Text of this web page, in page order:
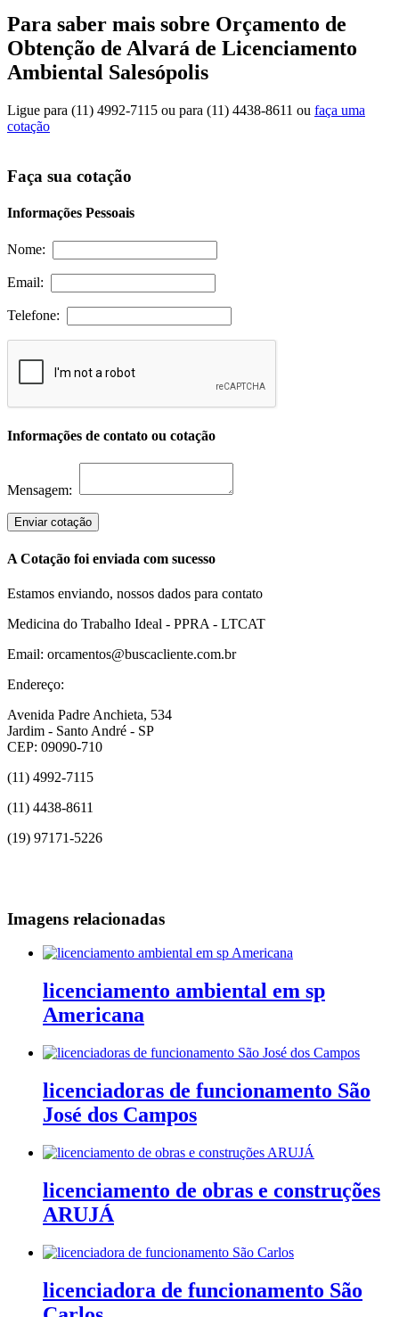
Para saber mais sobre Orçamento de
Obtenção de Alvará de Licenciamento
Ambiental Salesópolis
Ligue para (11) 4992-7115 ou para (11) 4438-8611 ou faça uma
cotação
Faça sua cotação
Informações Pessoais
Nome:
Email:
Telefone:
Informações de contato ou cotação
Mensagem:
Enviar cotação
A Cotação foi enviada com sucesso
Estamos enviando, nossos dados para contato
Medicina do Trabalho Ideal - PPRA - LTCAT
Email: orcamentos@buscacliente.com.br
Endereço:
Avenida Padre Anchieta, 534
Jardim - Santo André - SP
CEP: 09090-710
(11) 4992-7115
(11) 4438-8611
(19) 97171-5226
Imagens relacionadas
licenciamento ambiental em sp
Americana
licenciadoras de funcionamento São
José dos Campos
licenciamento de obras e construções
ARUJÁ
licenciadora de funcionamento São